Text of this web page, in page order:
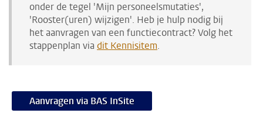
onder de tegel 'Mijn personeelsmutaties',
'Rooster(uren) wijzigen'. Heb je hulp nodig bij
het aanvragen van een functiecontract? Volg het
stappenplan via dit Kennisitem.
Aanvragen via BAS InSite